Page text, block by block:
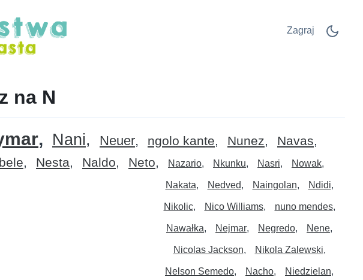
Zagraj
na N
Nani Neuer ngolo kante Nunez
Navas
Nesta Naldo Neto Nazario Nkunku Nasri Nowak
Nakata Nedved Naingolan Ndidi
Nikolic Nico Williams nuno mendes
Nawałka Nejmar Negredo Nene
Nicolas Jackson Nikola Zalewski
Nelson Semedo Nacho Niedzielan